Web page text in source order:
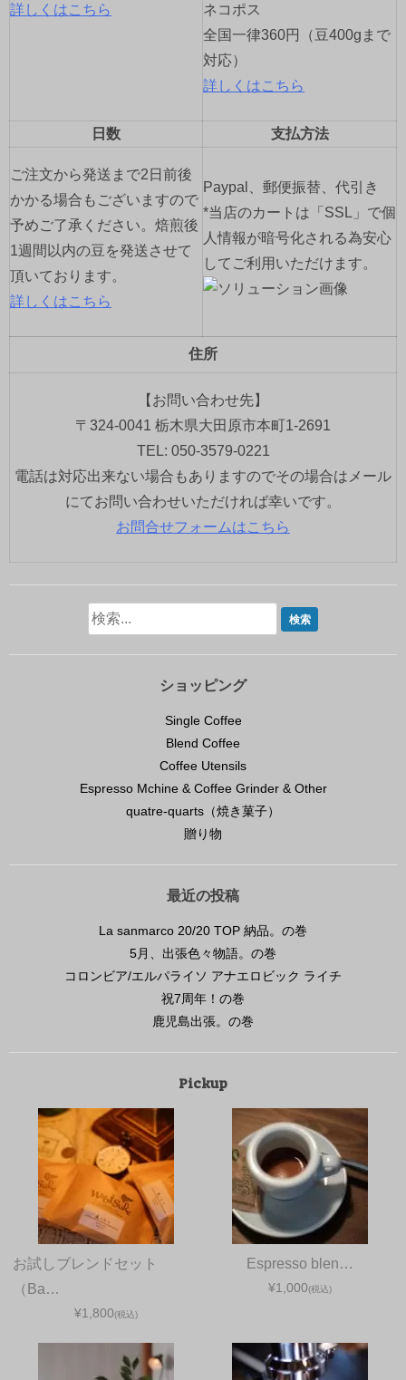
詳しくはこちら
ネコポス
全国一律360円（豆400gまで
対応）
詳しくはこちら
日数 支払方法
ご注文から発送まで2日前後
かかる場合もございますので
予めご了承ください。焙煎後
1週間以内の豆を発送させて
頂いております。
詳しくはこちら
Paypal、郵便振替、代引き
*当店のカートは「SSL」で個
人情報が暗号化される為安心
してご利用いただけます。
住所
【お問い合わせ先】
〒324-0041 栃木県大田原市本町1-2691
TEL: 050-3579-0221
電話は対応出来ない場合もありますのでその場合はメール
にてお問い合わせいただければ幸いです。
お問合せフォームはこちら
ショッピング
Single Coffee
Blend Coffee
Coffee Utensils
Espresso Mchine & Coffee Grinder & Other
quatre-quarts（焼き菓子）
贈り物
最近の投稿
La sanmarco 20/20 TOP 納品。の巻
5月、出張色々物語。の巻
コロンビア/エルパライソ アナエロビック ライチ
祝7周年！の巻
鹿児島出張。の巻
Pickup
お試しブレンドセット
（Ba…
¥1,800(税込)
Espresso blen…
¥1,000(税込)